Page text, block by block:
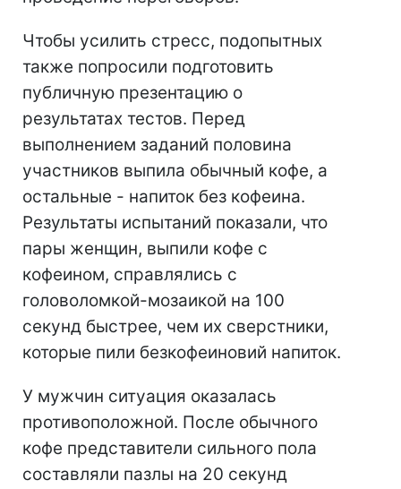
Чтобы усилить стресс, подопытных
также попросили подготовить
публичную презентацию о
результатах тестов. Перед
выполнением заданий половина
участников выпила обычный кофе, а
остальные - напиток без кофеина.
Результаты испытаний показали, что
пары женщин, выпили кофе с
кофеином, справлялись с
головоломкой-мозаикой на 100
секунд быстрее, чем их сверстники,
которые пили безкофеиновий напиток.
У мужчин ситуация оказалась
противоположной. После обычного
кофе представители сильного пола
составляли пазлы на 20 секунд